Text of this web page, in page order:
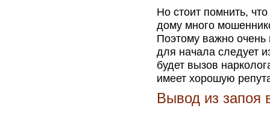
Но стоит помнить,
дому много
Поэтому важно очень
для начала следует
будет вызов
имеет хорошую
Вывод из запоя